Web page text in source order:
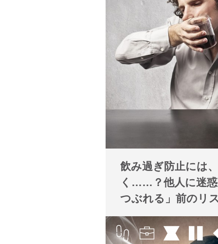
飲み過ぎ防止には
く……？他人に迷
つぶれる」前のリ